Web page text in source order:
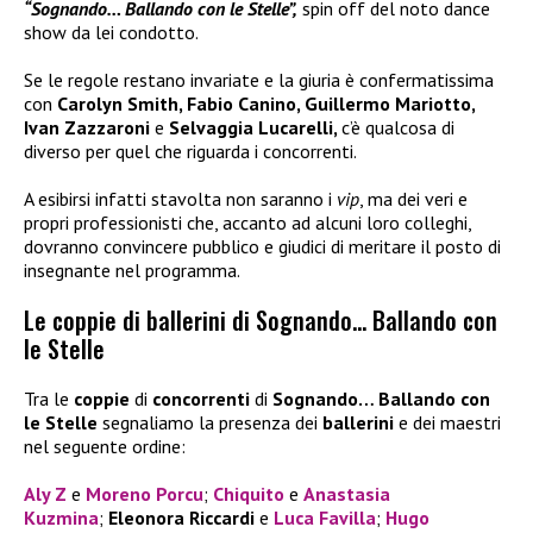
“Sognando… Ballando con le Stelle”, spin off del noto dance
show da lei condotto.
Se le regole restano invariate e la giuria è confermatissima
con Carolyn Smith, Fabio Canino, Guillermo Mariotto,
Ivan Zazzaroni e Selvaggia Lucarelli, c’è qualcosa di
diverso per quel che riguarda i concorrenti.
A esibirsi infatti stavolta non saranno i vip , ma dei veri e
propri professionisti che, accanto ad alcuni loro colleghi,
dovranno convincere pubblico e giudici di meritare il posto di
insegnante nel programma.
Le coppie di ballerini di Sognando… Ballando con
le Stelle
Tra le coppie di concorrenti di Sognando… Ballando con
le Stelle segnaliamo la presenza dei ballerini e dei maestri
nel seguente ordine:
Aly Z e Moreno Porcu; Chiquito e Anastasia
Kuzmina; Eleonora Riccardi e Luca Favilla; Hugo